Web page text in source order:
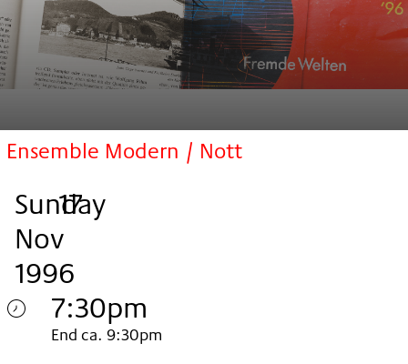
Ensemble Modern / Nott
Sunday
, 17
.
Nov
1996
.
7:30pm
Sunday
End ca. 9:30pm